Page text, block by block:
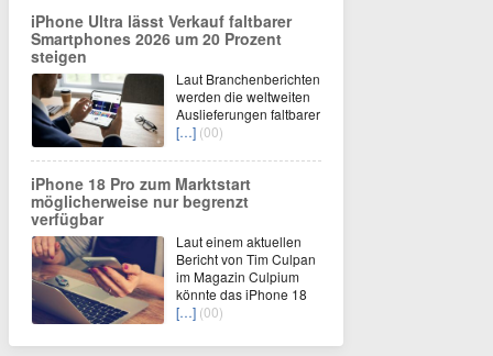
iPhone Ultra lässt Verkauf faltbarer
Smartphones 2026 um 20 Prozent
steigen
Laut Branchenberichten
werden die weltweiten
Auslieferungen faltbarer
[…] (00)
iPhone 18 Pro zum Marktstart
möglicherweise nur begrenzt
verfügbar
Laut einem aktuellen
Bericht von Tim Culpan
im Magazin Culpium
könnte das iPhone 18
[…] (00)